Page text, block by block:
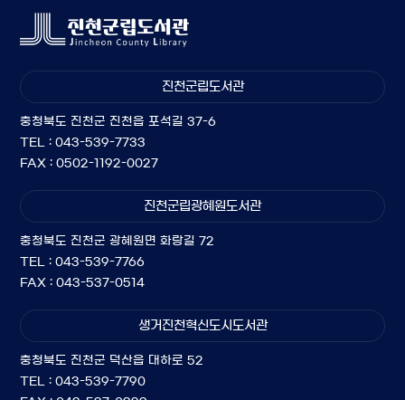
진천군립도서관
충청북도 진천군 진천읍 포석길 37-6
TEL : 043-539-7733
FAX : 0502-1192-0027
진천군립광혜원도서관
충청북도 진천군 광혜원면 화랑길 72
TEL : 043-539-7766
FAX : 043-537-0514
생거진천혁신도시도서관
충청북도 진천군 덕산읍 대하로 52
TEL : 043-539-7790